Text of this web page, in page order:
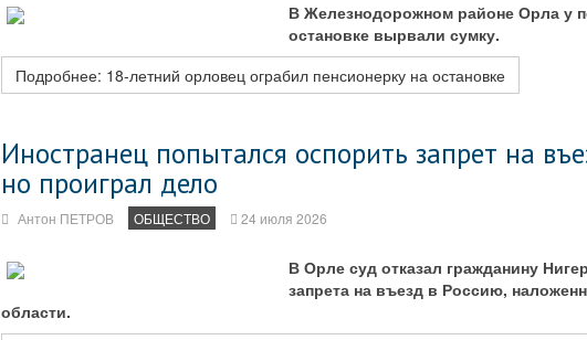
В Железнодорожном районе Орла у
остановке вырвали сумку.
Подробнее: 18‑летний орловец ограбил пенсионерку на остановке
Иностранец попытался оспорить запрет на
но проиграл дело
Антон ПЕТРОВ ОБЩЕСТВО 24 июля 2026
В Орле суд отказал гражданину
запрета на въезд в Россию,
области.